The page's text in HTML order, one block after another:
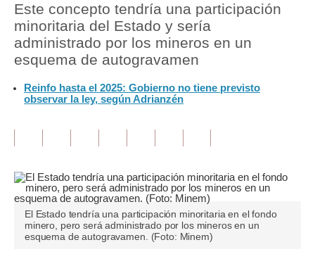
Política
Finanzas Personales
Editorial
Pregunta de hoy
Este concepto tendría una participación
minoritaria del Estado y sería
administrado por los mineros en un
esquema de autogravamen
Reinfo hasta el 2025: Gobierno no tiene previsto
observar la ley, según Adrianzén
El Estado tendría una participación minoritaria en el fondo
minero, pero será administrado por los mineros en un
esquema de autogravamen. (Foto: Minem)